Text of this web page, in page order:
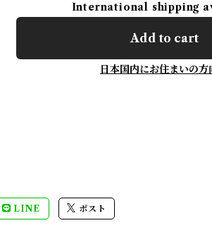
International shipping
Add to cart
日本国内にお住まいの方
LINE ポスト